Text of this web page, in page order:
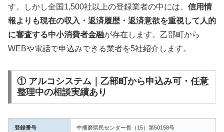
す。しかし全国1,500社以上の登録業者の中には、 信用情
報よりも現在の収入・返済履歴・返済意欲を重視して人的
に審査する中小消費者金融が存在します。乙部町から
WEBや電話で申込みできる業者を5社紹介します。
① アルコシステム｜乙部町から申込み可・任意
整理中の相談実績あり
登録番号 中播磨県民センター長（15）第50158号